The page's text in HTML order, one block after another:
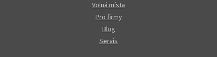
Volná místa
Pro firmy
Blog
Servis